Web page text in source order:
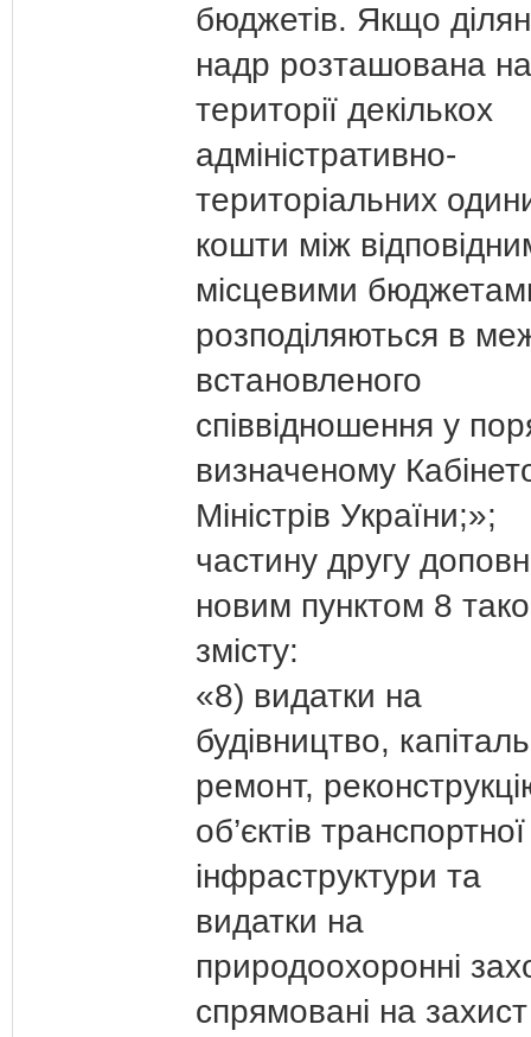
бюджетів. Якщо
надр розташована на
території декількох
адміністративно-
територіальних
кошти між
місцевими
розподіляються в
встановленого
співвідношення у
визначеному
Міністрів України;»;
частину другу
новим пунктом 8
змісту:
«8) видатки на
будівництво,
ремонт,
об’єктів транспортної
інфраструктури та
видатки на
природоохоронні
спрямовані на захист